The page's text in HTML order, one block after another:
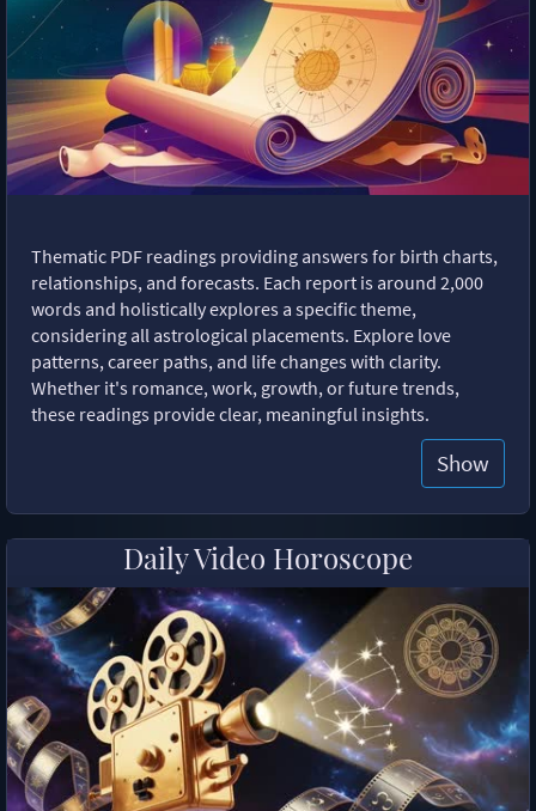
Thematic PDF readings providing answers for birth charts,
relationships, and forecasts. Each report is around 2,000
words and holistically explores a specific theme,
considering all astrological placements. Explore love
patterns, career paths, and life changes with clarity.
Whether it's romance, work, growth, or future trends,
these readings provide clear, meaningful insights.
Show
Daily Video Horoscope